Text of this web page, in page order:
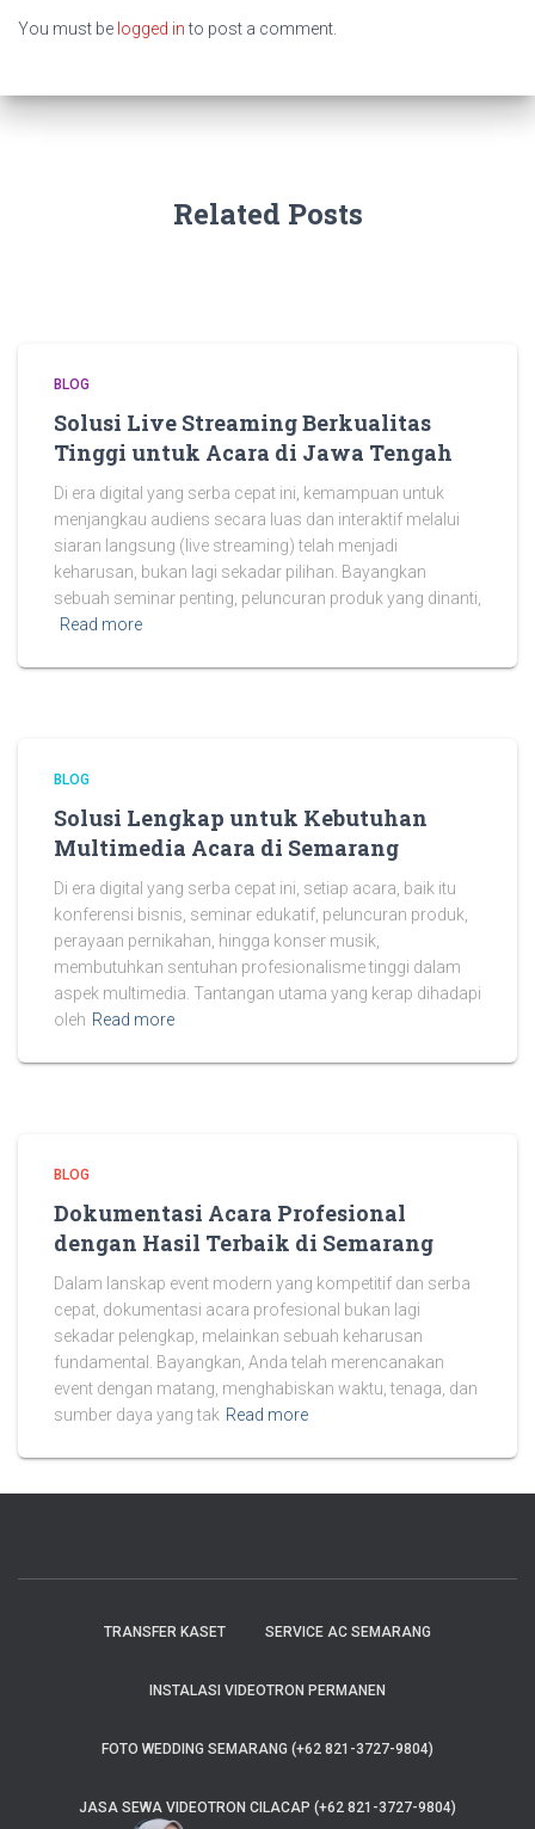
You must be logged into post a comment.
Related Posts
BLOG
Solusi Live Streaming Berkualitas
Tinggi untuk Acara di Jawa Tengah
Di era digital yang serba cepat ini, kemampuan untuk
menjangkau audiens secara luas dan interaktif melalui
siaran langsung (live streaming) telah menjadi
keharusan, bukan lagi sekadar pilihan. Bayangkan
sebuah seminar penting, peluncuran produk yang dinanti,
Read more
BLOG
Solusi Lengkap untuk Kebutuhan
Multimedia Acara di Semarang
Di era digital yang serba cepat ini, setiap acara, baik itu
konferensi bisnis, seminar edukatif, peluncuran produk,
perayaan pernikahan, hingga konser musik,
membutuhkan sentuhan profesionalisme tinggi dalam
aspek multimedia. Tantangan utama yang kerap dihadapi
oleh Read more
BLOG
Dokumentasi Acara Profesional
dengan Hasil Terbaik di Semarang
Dalam lanskap event modern yang kompetitif dan serba
cepat, dokumentasi acara profesional bukan lagi
sekadar pelengkap, melainkan sebuah keharusan
fundamental. Bayangkan, Anda telah merencanakan
event dengan matang, menghabiskan waktu, tenaga, dan
sumber daya yang tak Read more
TRANSFER KASET SERVICE AC SEMARANG
INSTALASI VIDEOTRON PERMANEN
FOTO WEDDING SEMARANG (+62 821-3727-9804)
JASA SEWA VIDEOTRON CILACAP (+62 821-3727-9804)